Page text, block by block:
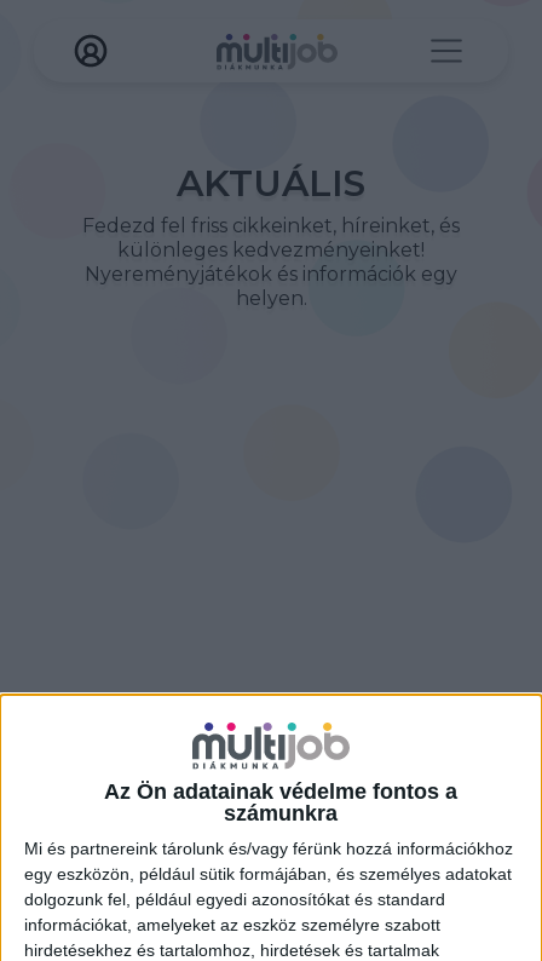
Az Ön adatainak védelme fontos a
számunkra
Mi és partnereink tárolunk és/vagy férünk hozzá információkhoz
egy eszközön, például sütik formájában, és személyes adatokat
dolgozunk fel, például egyedi azonosítókat és standard
információkat, amelyeket az eszköz személyre szabott
hirdetésekhez és tartalomhoz, hirdetések és tartalmak
AKTUÁLIS
Fedezd fel friss cikkeinket, híreinket, és
különleges kedvezményeinket!
Nyereményjátékok és információk egy
helyen.